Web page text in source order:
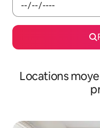
Locations